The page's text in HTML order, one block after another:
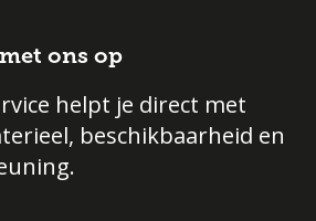
ons op
helpt je direct met
beschikbaarheid en